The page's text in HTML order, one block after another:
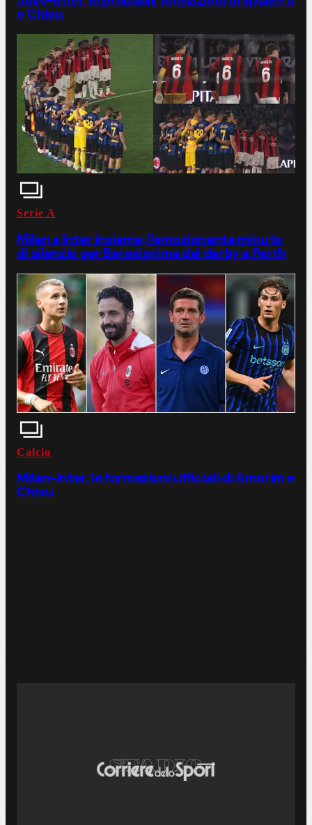
e Chivu
Serie A
Milan e Inter insieme, l'emozionante minuto
di silenzio per Baresi prima del derby a Perth
Calcio
Milan-Inter, le formazioni ufficiali di Amorim e
Chivu